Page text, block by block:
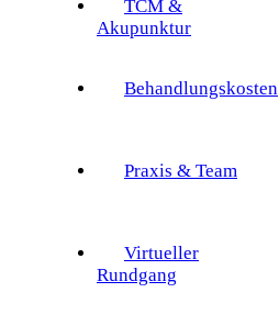
TCM &
Akupunktur
Behandlungskosten
Praxis & Team
Virtueller
Rundgang